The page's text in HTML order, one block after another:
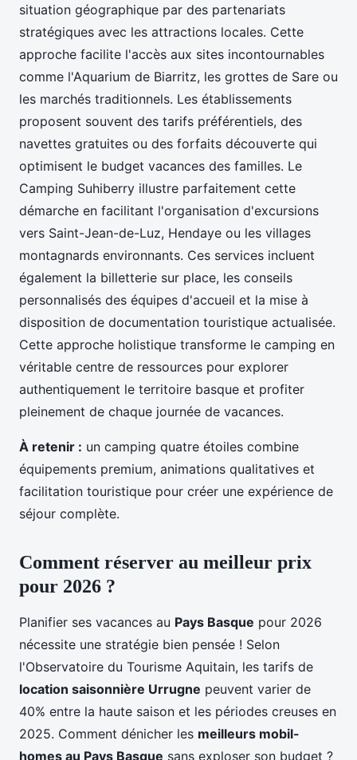
situation géographique par des partenariats
stratégiques avec les attractions locales. Cette
approche facilite l'accès aux sites incontournables
comme l'Aquarium de Biarritz, les grottes de Sare ou
les marchés traditionnels. Les établissements
proposent souvent des tarifs préférentiels, des
navettes gratuites ou des forfaits découverte qui
optimisent le budget vacances des familles. Le
Camping Suhiberry illustre parfaitement cette
démarche en facilitant l'organisation d'excursions
vers Saint-Jean-de-Luz, Hendaye ou les villages
montagnards environnants. Ces services incluent
également la billetterie sur place, les conseils
personnalisés des équipes d'accueil et la mise à
disposition de documentation touristique actualisée.
Cette approche holistique transforme le camping en
véritable centre de ressources pour explorer
authentiquement le territoire basque et profiter
pleinement de chaque journée de vacances.
À retenir : un camping quatre étoiles combine
équipements premium, animations qualitatives et
facilitation touristique pour créer une expérience de
séjour complète.
Comment réserver au meilleur prix
pour 2026 ?
Planifier ses vacances au Pays Basque pour 2026
nécessite une stratégie bien pensée ! Selon
l'Observatoire du Tourisme Aquitain, les tarifs de
location saisonnière Urrugne peuvent varier de
40% entre la haute saison et les périodes creuses en
2025. Comment dénicher les meilleurs mobil-
homes au Pays Basque sans exploser son budget ?